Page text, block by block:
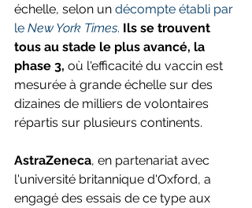
échelle, selon un décompte établi par
le New York Times. Ils se trouvent
tous au stade le plus avancé, la
phase 3, où l'efficacité du vaccin est
mesurée à grande échelle sur des
dizaines de milliers de volontaires
répartis sur plusieurs continents.
AstraZeneca, en partenariat avec
l'université britannique d'Oxford, a
engagé des essais de ce type aux